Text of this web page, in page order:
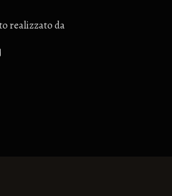
realizzato da